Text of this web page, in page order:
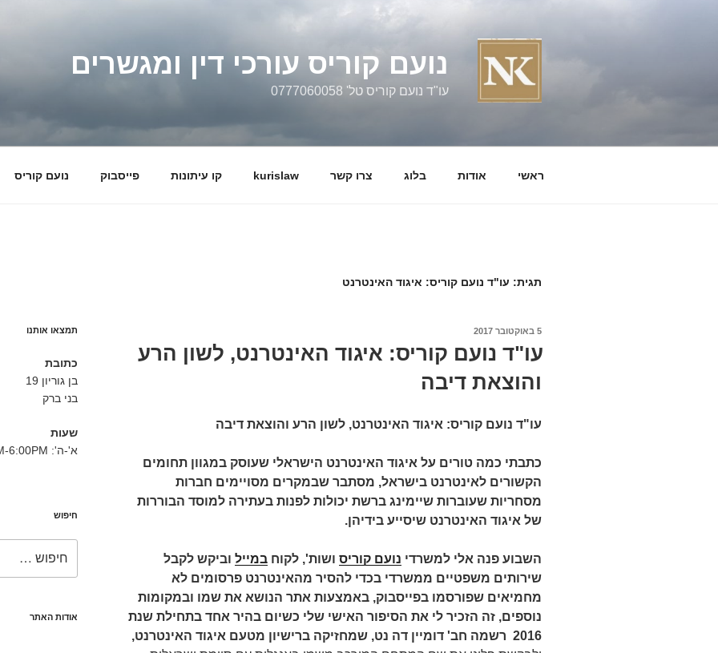
נועם קוריס עורכי דין ומגשרים
עו"ד נועם קוריס טל' 0777060058
ראשי אודות בלוג צרו קשר kurislaw קו עיתונות פייסבוק נועם קוריס
תגית: עו"ד נועם קוריס: איגוד האינטרנט
פורסם
5 באוקטובר 2017
עו"ד נועם קוריס: איגוד האינטרנט, לשון הרע
והוצאת דיבה
עו"ד נועם קוריס: איגוד האינטרנט, לשון הרע והוצאת דיבה
כתבתי כמה טורים על איגוד האינטרנט הישראלי שעוסק במגוון תחומים
הקשורים לאינטרנט בישראל, מסתבר שבמקרים מסויימים חברות
מסחריות שעוברות שיימינג ברשת יכולות לפנות בעתירה למוסד הבוררות
של איגוד האינטרנט שיסייע בידיהן.
השבוע פנה אלי למשרדי נועם קוריס ושות', לקוח במייל וביקש לקבל
שירותים משפטיים ממשרדי בכדי להסיר מהאינטרנט פרסומים לא
מחמיאים שפורסמו בפייסבוק, באמצעות אתר הנושא את שמו ובמקומות
נוספים, זה הזכיר לי את הסיפור האישי שלי כשיום בהיר אחד בתחילת שנת
2016 רשמה חב' דומיין דה נט, שמחזיקה ברישיון מטעם איגוד האינטרנט,
תמצאו אותנו
כתובת
בן גוריון 19
בני ברק
שעות
א'-ה': 8:30AM-6:00PM
חיפוש
אודות האתר